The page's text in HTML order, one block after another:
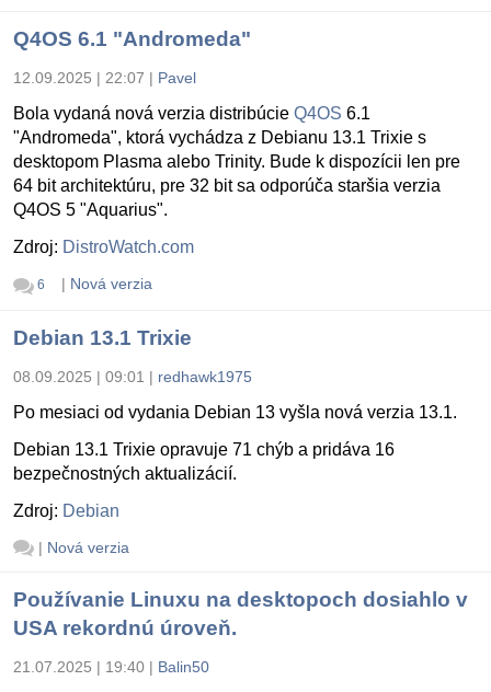
Q4OS 6.1 "Andromeda"
12.09.2025 | 22:07 | Pavel
Bola vydaná nová verzia distribúcie Q4OS 6.1
"Andromeda", ktorá vychádza z Debianu 13.1 Trixie s
desktopom Plasma alebo Trinity. Bude k dispozícii len pre
64 bit architektúru, pre 32 bit sa odporúča staršia verzia
Q4OS 5 "Aquarius".
Zdroj: DistroWatch.com
6 | Nová verzia
Debian 13.1 Trixie
08.09.2025 | 09:01 | redhawk1975
Po mesiaci od vydania Debian 13 vyšla nová verzia 13.1.
Debian 13.1 Trixie opravuje 71 chýb a pridáva 16
bezpečnostných aktualizácií.
Zdroj: Debian
| Nová verzia
Používanie Linuxu na desktopoch dosiahlo v
USA rekordnú úroveň.
21.07.2025 | 19:40 | Balin50